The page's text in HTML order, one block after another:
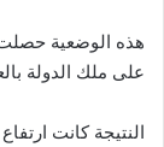
هذه الوضعية حصلت
على ملك الدولة